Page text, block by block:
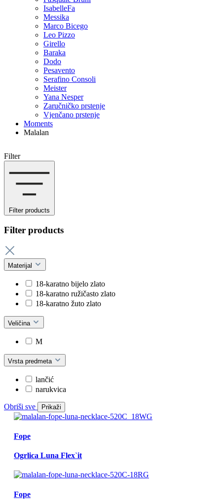
IsabelleFa
Messika
Marco Bicego
Leo Pizzo
Girello
Baraka
Dodo
Pesavento
Serafino Consoli
Meister
Yana Nesper
Zaručničko prstenje
Vjenčano prstenje
Moments
Malalan
Filter
Filter products
Filter products
Materijal
18-karatno bijelo zlato
18-karatno ružičasto zlato
18-karatno žuto zlato
Veličina
M
Vrsta predmeta
lančić
narukvica
Obriši sve Prikaži
Fope
Ogrlica Luna Flex`it
Fope